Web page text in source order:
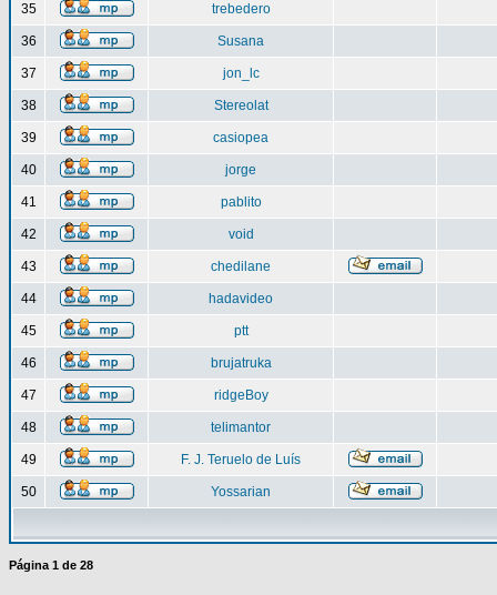
35 trebedero
36 Susana
37 jon_lc
38 Stereolat
39 casiopea
40 jorge
41 pablito
42 void
43 chedilane
44 hadavideo
45 ptt
46 brujatruka
47 ridgeBoy
48 telimantor
49 F. J. Teruelo de Luís
50 Yossarian
Página 1 de 28